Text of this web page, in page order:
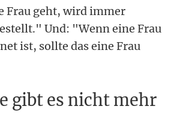
Frau geht, wird immer
Und: "Wenn eine Frau
ist, sollte das eine Frau
gibt es nicht mehr